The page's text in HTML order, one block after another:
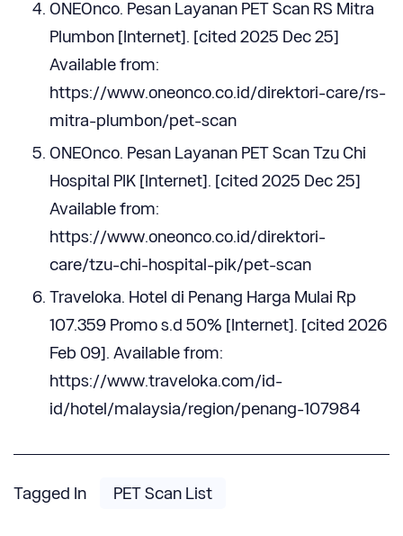
ONEOnco. Pesan Layanan PET Scan RS Mitra
Plumbon [Internet]. [cited 2025 Dec 25]
Available from:
https://www.oneonco.co.id/direktori-care/rs-
mitra-plumbon/pet-scan
ONEOnco. Pesan Layanan PET Scan Tzu Chi
Hospital PIK [Internet]. [cited 2025 Dec 25]
Available from:
https://www.oneonco.co.id/direktori-
care/tzu-chi-hospital-pik/pet-scan
Traveloka. Hotel di Penang Harga Mulai Rp
107.359 Promo s.d 50% [Internet]. [cited 2026
Feb 09]. Available from:
https://www.traveloka.com/id-
id/hotel/malaysia/region/penang-107984
Tagged In PET Scan List